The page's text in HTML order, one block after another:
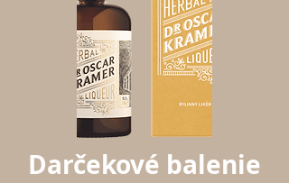
Darčekové balenie